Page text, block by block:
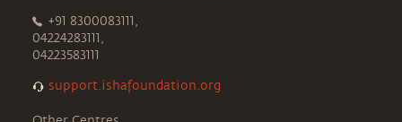
+91 8300083111,
04224283111,
04223583111
support.ishafoundation.org